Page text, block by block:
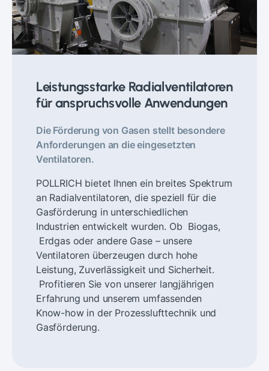
Leistungsstarke Radialventilatoren
für anspruchsvolle Anwendungen
Die Förderung von Gasen stellt besondere
Anforderungen an die eingesetzten
Ventilatoren.
POLLRICH bietet Ihnen ein breites Spektrum
an Radialventilatoren, die speziell für die
Gasförderung in unterschiedlichen
Industrien entwickelt wurden. Ob Biogas,
Erdgas oder andere Gase – unsere
Ventilatoren überzeugen durch hohe
Leistung, Zuverlässigkeit und Sicherheit.
Profitieren Sie von unserer langjährigen
Erfahrung und unserem umfassenden
Know-how in der Prozesslufttechnik und
Gasförderung.